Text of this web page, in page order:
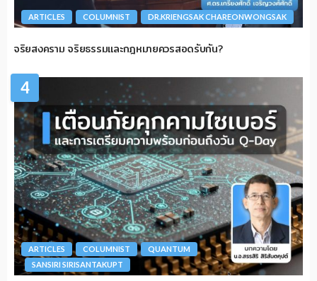
ARTICLES COLUMNIST DR.KRIENGSAK CHAREONWONGSAK
จริยสงคราม จริยธรรมและกฎหมายควรสอดรับกัน?
4
ARTICLES COLUMNIST
QUANTUM
SANSIRI SIRISANTAKUPT